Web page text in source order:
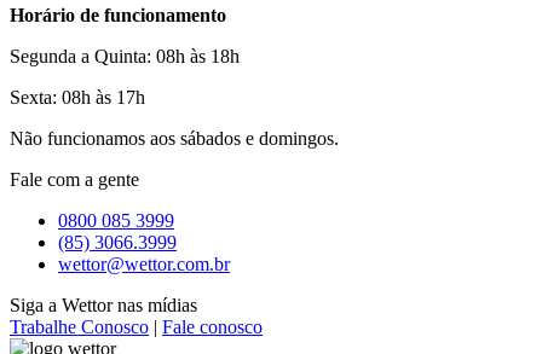
Horário de funcionamento
Segunda a Quinta: 08h às 18h
Sexta: 08h às 17h
Não funcionamos aos sábados e domingos.
Fale com a gente
0800 085 3999
(85) 3066.3999
wettor@wettor.com.br
Siga a Wettor nas mídias
Trabalhe Conosco | Fale conosco